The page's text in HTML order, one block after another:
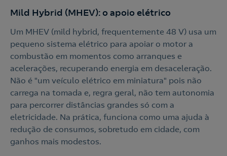
Mild Hybrid (MHEV): o apoio elétrico
Um MHEV (mild hybrid, frequentemente 48 V) usa um
pequeno sistema elétrico para apoiar o motor a
combustão em momentos como arranques e
acelerações, recuperando energia em desaceleração.
Não é "um veículo elétrico em miniatura" pois não
carrega na tomada e, regra geral, não tem autonomia
para percorrer distâncias grandes só com a
eletricidade. Na prática, funciona como uma ajuda à
redução de consumos, sobretudo em cidade, com
ganhos mais modestos.